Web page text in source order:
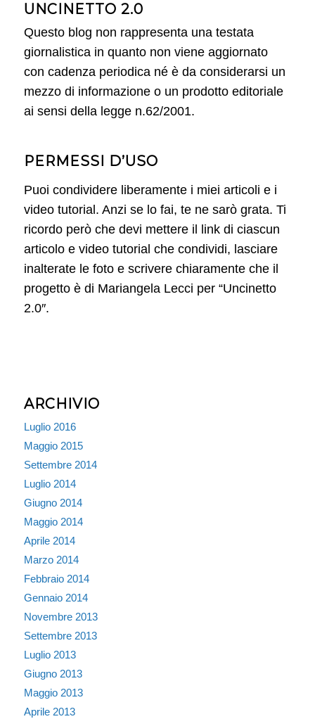
UNCINETTO 2.0
Questo blog non rappresenta una testata
giornalistica in quanto non viene aggiornato
con cadenza periodica né è da considerarsi un
mezzo di informazione o un prodotto editoriale
ai sensi della legge n.62/2001.
PERMESSI D’USO
Puoi condividere liberamente i miei articoli e i
video tutorial. Anzi se lo fai, te ne sarò grata. Ti
ricordo però che devi mettere il link di ciascun
articolo e video tutorial che condividi, lasciare
inalterate le foto e scrivere chiaramente che il
progetto è di Mariangela Lecci per “Uncinetto
2.0″.
ARCHIVIO
Luglio 2016
Maggio 2015
Settembre 2014
Luglio 2014
Giugno 2014
Maggio 2014
Aprile 2014
Marzo 2014
Febbraio 2014
Gennaio 2014
Novembre 2013
Settembre 2013
Luglio 2013
Giugno 2013
Maggio 2013
Aprile 2013